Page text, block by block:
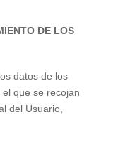
DE LOS
datos de los
que se recojan
del Usuario,